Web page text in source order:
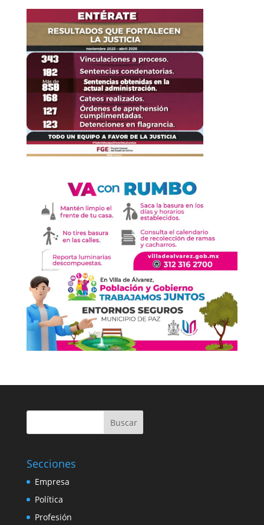
Buscar
Secciones
Empresa
Política
Profesión